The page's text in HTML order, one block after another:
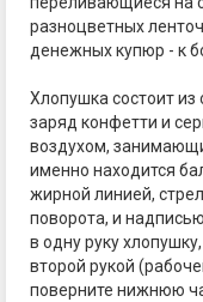
разноцветных
денежных купюр - к
Хлопушка состоит из
заряд конфетти и
воздухом,
именно находится
жирной линией,
поворота, и
в одну руку
второй рукой
поверните нижнюю